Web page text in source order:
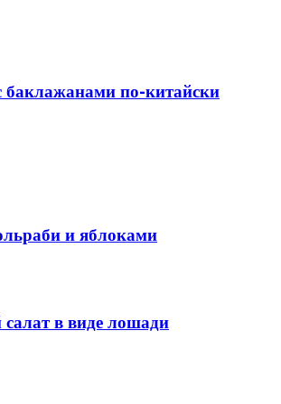
баклажанами по-китайски
и яблоками
в виде лошади